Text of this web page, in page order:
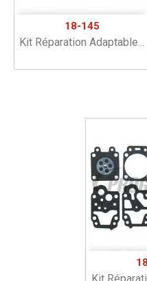
18-145
Kit Réparation Adaptable...